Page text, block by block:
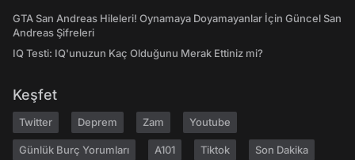
GTA San Andreas Hileleri! Oynamaya Doyamayanlar İçin Güncel San
Andreas Şifreleri
IQ Testi: IQ'unuzun Kaç Olduğunu Merak Ettiniz mi?
Keşfet
Twitter Deprem Zam Youtube
Günlük Burç Yorumları A101 Tiktok Son Dakika